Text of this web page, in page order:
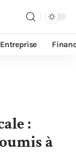
Entreprise
:
à